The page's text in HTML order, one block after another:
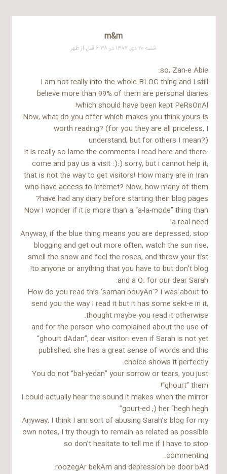
m&m
شنبه ۲۰ دی ۱۳۸۲ در ۶:۳۸ قبل از ظهر
so, Zan-e Abie:
I am not really into the whole BLOG thing and I still
believe more than 99% of them are personal diaries
which should have been kept PeRsOnAl!
Now, what do you offer which makes you think yours is
worth reading? (for you they are all priceless, I
understand, but for others I mean?)
It is really so lame the comments I read here and there:
come and pay us a visit :):) sorry, but i cannot help it;
that is not the way to get visitors! How many are in Iran
who have access to internet? Now, how many of them
have had any diary before starting their blog pages?
Now I wonder if it is more than a “a-la-mode” thing than
a real need!
Anyway, if the blue thing means you are depressed, stop
blogging and get out more often, watch the sun rise,
smell the snow and feel the roses, and throw your fist
to anyone or anything that you have to but don’t blog!
and a Q. for our dear Sarah:
How do you read this ‘saman bouyAn’? I was about to
send you the way I read it but it has some sekt-e in it,
thought maybe you read it otherwise.
and for the person who complained about the use of
“ghourt dAdan”, dear visitor: even if Sarah is not yet
published, she has a great sense of words and this
choice shows it perfectly.
You do not “bal-yedan” your sorrow or tears, you just
“ghourt” them!
I could actually hear the sound it makes when the mirror
gourt-ed ;) her “hegh hegh”
Anyway, I think I am sort of abusing Sarah’s blog for my
own notes, I try though to remain as related as possible
so don’t hesitate to tell me if I have to stop
commenting.
roozegAr bekAm and depression be door bAd.